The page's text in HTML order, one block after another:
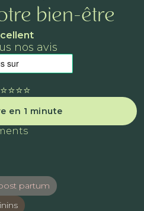
bien-être
nos avis
en 1 minute
partum